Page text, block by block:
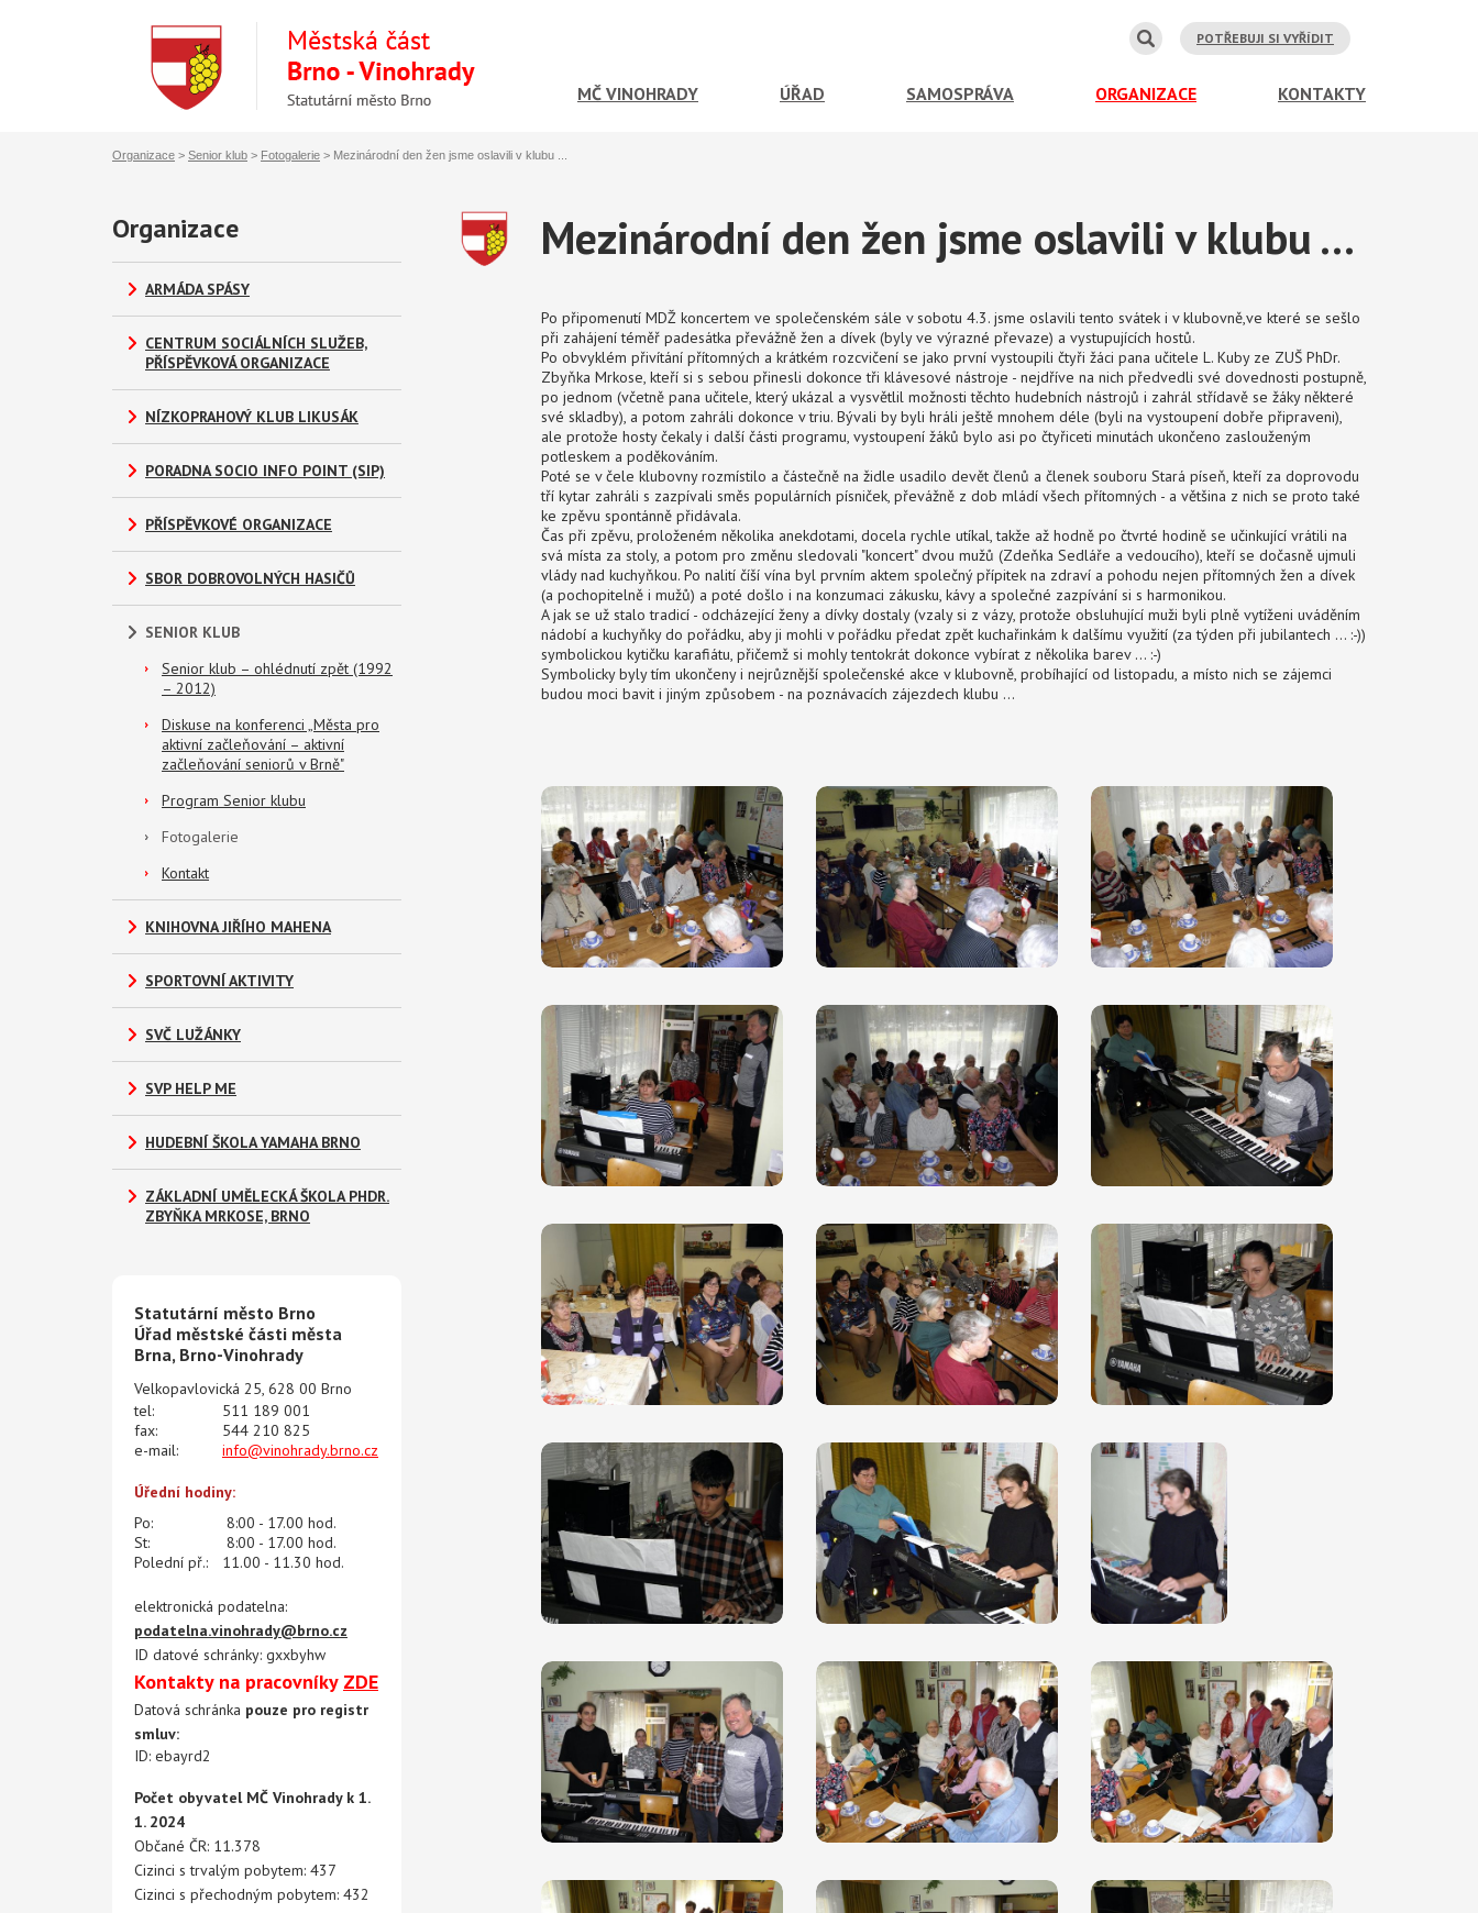
POTŘEBUJI SI VYŘÍDIT
MČ VINOHRADY ÚŘAD SAMOSPRÁVA ORGANIZACE KONTAKTY
Organizace > Senior klub > Fotogalerie > Mezinárodní den žen jsme oslavili v klubu ...
Organizace
ARMÁDA SPÁSY
CENTRUM SOCIÁLNÍCH SLUŽEB,
PŘÍSPĚVKOVÁ ORGANIZACE
NÍZKOPRAHOVÝ KLUB LIKUSÁK
PORADNA SOCIO INFO POINT (SIP)
PŘÍSPĚVKOVÉ ORGANIZACE
SBOR DOBROVOLNÝCH HASIČŮ
SENIOR KLUB
Senior klub – ohlédnutí zpět (1992
– 2012)
Diskuse na konferenci „Města pro
aktivní začleňování – aktivní
začleňování seniorů v Brně"
Program Senior klubu
Fotogalerie
Kontakt
KNIHOVNA JIŘÍHO MAHENA
SPORTOVNÍ AKTIVITY
SVČ LUŽÁNKY
SVP HELP ME
HUDEBNÍ ŠKOLA YAMAHA BRNO
ZÁKLADNÍ UMĚLECKÁ ŠKOLA PHDR.
ZBYŇKA MRKOSE, BRNO
Statutární město Brno
Úřad městské části města
Brna, Brno-Vinohrady
Velkopavlovická 25, 628 00 Brno
tel:
511 189 001
fax:
544 210 825
e-mail:
info@vinohrady.brno.cz
Úřední hodiny:
Po:
8:00 - 17.00 hod.
St:
8:00 - 17.00 hod.
Polední př.:
11.00 - 11.30 hod.
elektronická podatelna:
podatelna.vinohrady@brno.cz
ID datové schránky: gxxbyhw
Kontakty na pracovníky ZDE
Datová schránka pouze pro registr
smluv:
ID: ebayrd2
Počet obyvatel MČ Vinohrady k 1.
1. 2024
Občané ČR: 11.378
Cizinci s trvalým pobytem: 437
Cizinci s přechodným pobytem: 432
Mezinárodní den žen jsme oslavili v klubu ...
Po připomenutí MDŽ koncertem ve společenském sále v sobotu 4.3. jsme oslavili tento svátek i v klubovně,ve které se sešlo
při zahájení téměř padesátka převážně žen a dívek (byly ve výrazné převaze) a vystupujících hostů.
Po obvyklém přivítání přítomných a krátkém rozcvičení se jako první vystoupili čtyři žáci pana učitele L. Kuby ze ZUŠ PhDr.
Zbyňka Mrkose, kteří si s sebou přinesli dokonce tři klávesové nástroje - nejdříve na nich předvedli své dovednosti postupně,
po jednom (včetně pana učitele, který ukázal a vysvětlil možnosti těchto hudebních nástrojů i zahrál střídavě se žáky některé
své skladby), a potom zahráli dokonce v triu. Bývali by byli hráli ještě mnohem déle (byli na vystoupení dobře připraveni),
ale protože hosty čekaly i další části programu, vystoupení žáků bylo asi po čtyřiceti minutách ukončeno zaslouženým
potleskem a poděkováním.
Poté se v čele klubovny rozmístilo a částečně na židle usadilo devět členů a členek souboru Stará píseň, kteří za doprovodu
tří kytar zahráli s zazpívali směs populárních písniček, převážně z dob mládí všech přítomných - a většina z nich se proto také
ke zpěvu spontánně přidávala.
Čas při zpěvu, proloženém několika anekdotami, docela rychle utíkal, takže až hodně po čtvrté hodině se učinkující vrátili na
svá místa za stoly, a potom pro změnu sledovali "koncert" dvou mužů (Zdeňka Sedláře a vedoucího), kteří se dočasně ujmuli
vlády nad kuchyňkou. Po nalití číší vína byl prvním aktem společný přípitek na zdraví a pohodu nejen přítomných žen a dívek
(a pochopitelně i mužů) a poté došlo i na konzumaci zákusku, kávy a společné zazpívání si s harmonikou.
A jak se už stalo tradicí - odcházející ženy a dívky dostaly (vzaly si z vázy, protože obsluhující muži byli plně vytíženi uváděním
nádobí a kuchyňky do pořádku, aby ji mohli v pořádku předat zpět kuchařinkám k dalšímu využití (za týden při jubilantech ... :-))
symbolickou kytičku karafiátu, přičemž si mohly tentokrát dokonce vybírat z několika barev ... :-)
Symbolicky byly tím ukončeny i nejrůznější společenské akce v klubovně, probíhající od listopadu, a místo nich se zájemci
budou moci bavit i jiným způsobem - na poznávacích zájezdech klubu ...